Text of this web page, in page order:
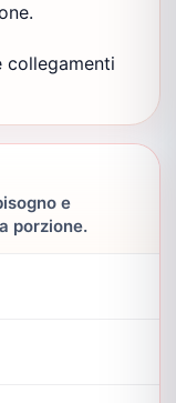
collegamenti
e
porzione.